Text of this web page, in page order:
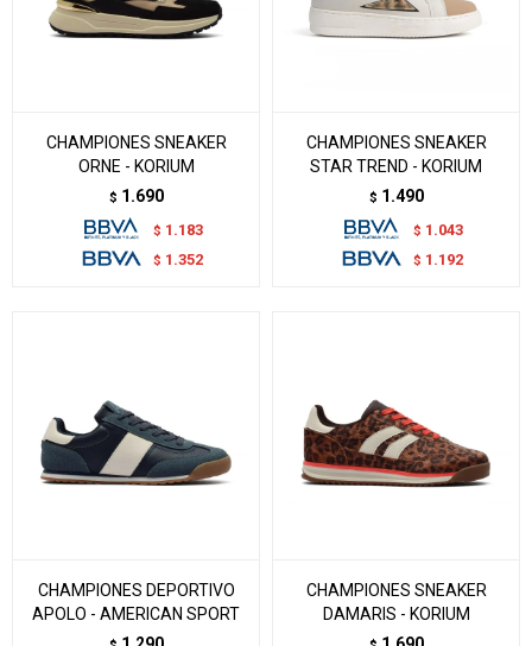
CHAMPIONES SNEAKER
ORNE - KORIUM
$ 1.690
$ 1.183
$ 1.352
CHAMPIONES SNEAKER
STAR TREND - KORIUM
$ 1.490
$ 1.043
$ 1.192
CHAMPIONES DEPORTIVO
APOLO - AMERICAN SPORT
CHAMPIONES SNEAKER
DAMARIS - KORIUM